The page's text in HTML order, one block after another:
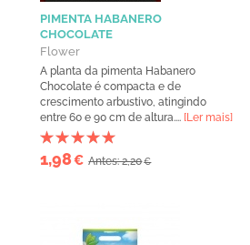
PIMENTA HABANERO
CHOCOLATE
Flower
A planta da pimenta Habanero
Chocolate é compacta e de
crescimento arbustivo, atingindo
entre 60 e 90 cm de altura.... [Ler mais]
1,98€ Antes: 2,20€